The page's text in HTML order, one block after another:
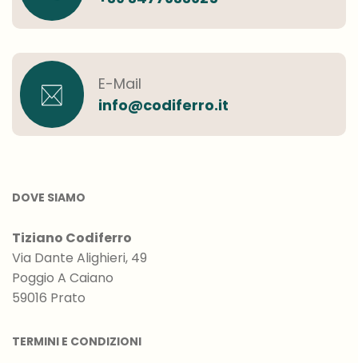
E-Mail
info@codiferro.it
DOVE SIAMO
Tiziano Codiferro
Via Dante Alighieri, 49
Poggio A Caiano
59016 Prato
TERMINI E CONDIZIONI